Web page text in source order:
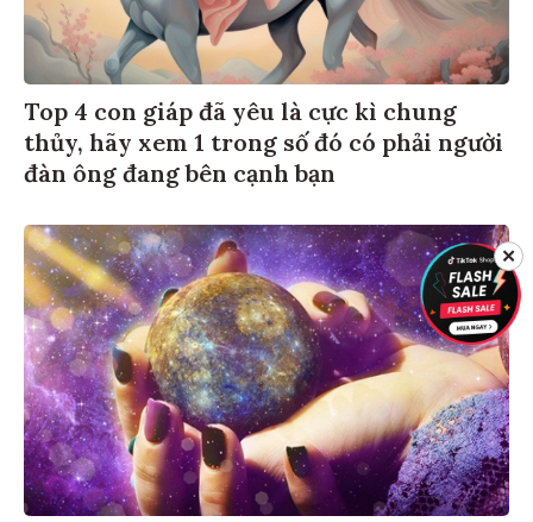
Top 4 con giáp đã yêu là cực kì chung
thủy, hãy xem 1 trong số đó có phải người
đàn ông đang bên cạnh bạn
✕